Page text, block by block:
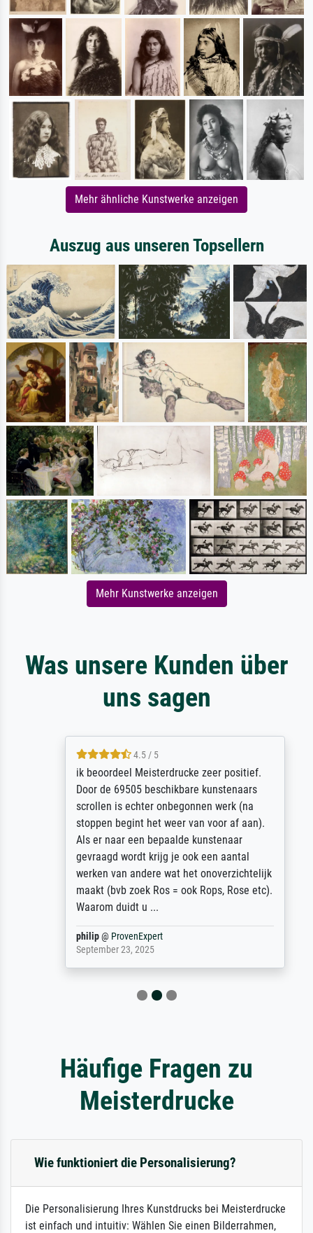
Mehr ähnliche Kunstwerke anzeigen
Auszug aus unseren Topsellern
Mehr Kunstwerke anzeigen
Was unsere Kunden über
uns sagen
4.5 / 5
ik beoordeel Meisterdrucke zeer positief.
Door de 69505 beschikbare kunstenaars
scrollen is echter onbegonnen werk (na
stoppen begint het weer van voor af aan).
Als er naar een bepaalde kunstenaar
gevraagd wordt krijg je ook een aantal
werken van andere wat het onoverzichtelijk
maakt (bvb zoek Ros = ook Rops, Rose etc).
Waarom duidt u ...
philip@ProvenExpert
September 23, 2025
Häufige Fragen zu
Meisterdrucke
Wie funktioniert die Personalisierung?
Die Personalisierung Ihres Kunstdrucks bei Meisterdrucke
ist einfach und intuitiv: Wählen Sie einen Bilderrahmen,